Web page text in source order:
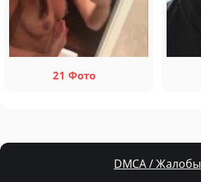
21 Фото
DMCA / Жалобы